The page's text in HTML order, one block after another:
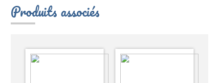
Produits associés